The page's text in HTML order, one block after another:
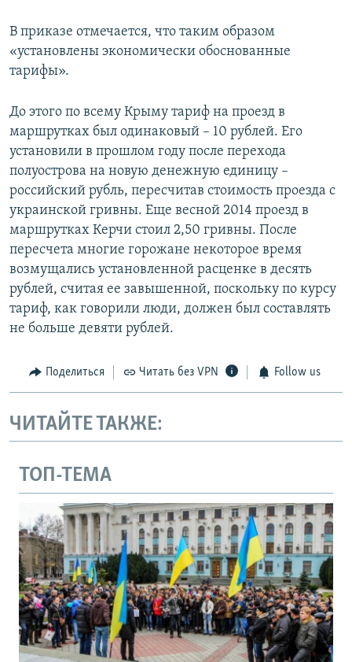
В приказе отмечается, что таким образом
«установлены экономически обоснованные
тарифы».
До этого по всему Крыму тариф на проезд в
маршрутках был одинаковый – 10 рублей. Его
установили в прошлом году после перехода
полуострова на новую денежную единицу –
российский рубль, пересчитав стоимость проезда с
украинской гривны. Еще весной 2014 проезд в
маршрутках Керчи стоил 2,50 гривны. После
пересчета многие горожане некоторое время
возмущались установленной расценке в десять
рублей, считая ее завышенной, поскольку по курсу
тариф, как говорили люди, должен был составлять
не больше девяти рублей.
Поделиться Читать без VPN Follow us
ЧИТАЙТЕ ТАКЖЕ:
ТОП-ТЕМА